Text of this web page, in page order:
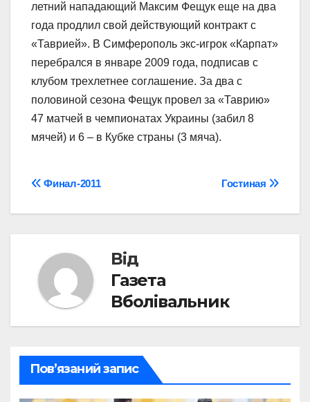
летний нападающий Максим Фещук еще на два
года продлил свой действующий контракт с
«Таврией». В Симферополь экс-игрок «Карпат»
перебрался в январе 2009 года, подписав с
клубом трехлетнее соглашение. За два с
половиной сезона Фещук провел за «Таврию»
47 матчей в чемпионатах Украины (забил 8
мячей) и 6 – в Кубке страны (3 мяча).
Навігація
записів
Гостиная
Финал-2011
Від
Газета
Вболівальник
Пов’язаний запис